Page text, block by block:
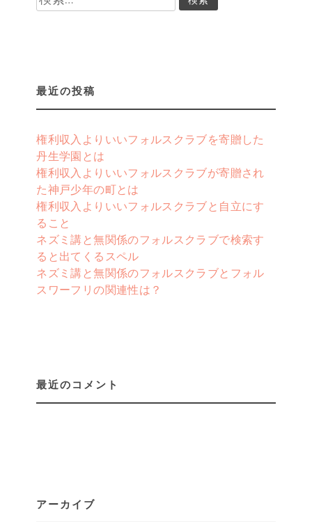
索:
最近の投稿
権利収入よりいいフォルスクラブを寄贈した
丹生学園とは
権利収入よりいいフォルスクラブが寄贈され
た神戸少年の町とは
権利収入よりいいフォルスクラブと自立にす
ること
ネズミ講と無関係のフォルスクラブで検索す
ると出てくるスペル
ネズミ講と無関係のフォルスクラブとフォル
スワーフリの関連性は？
最近のコメント
アーカイブ